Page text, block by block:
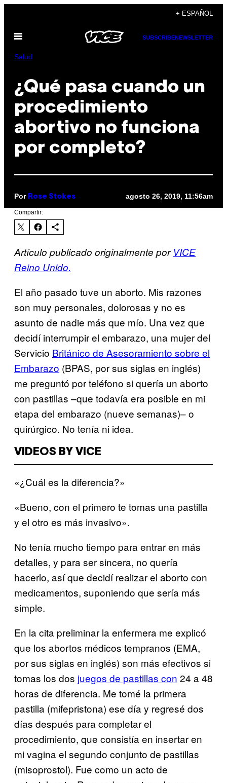
contenido
+ ESPAÑOL
Abrir
SUBSCRIBENEWSLETTER
Salud
¿Qué pasa cuando un
procedimiento
abortivo no funciona
por completo?
Por Rose Stokes agosto 26, 2019, 11:56am
Compartir:
Artículo publicado originalmente porVICE
Reino Unido.
El año pasado tuve un aborto. Mis razones
son muy personales, dolorosas y no es
asunto de nadie más que mío. Una vez que
decidí interrumpir el embarazo, una mujer del
Servicio Británico de Asesoramiento sobre el
Embarazo (BPAS, por sus siglas en inglés)
me preguntó por teléfono si quería un aborto
con pastillas –que todavía era posible en mi
etapa del embarazo (nueve semanas)– o
quirúrgico. No tenía ni idea.
VIDEOS BY VICE
«¿Cuál es la diferencia?»
«Bueno, con el primero te tomas una pastilla
y el otro es más invasivo».
No tenía mucho tiempo para entrar en más
detalles, y para ser sincera, no quería
hacerlo, así que decidí realizar el aborto con
medicamentos, suponiendo que sería más
simple.
En la cita preliminar la enfermera me explicó
que los abortos médicos tempranos (EMA,
por sus siglas en inglés) son más efectivos si
tomas los dos juegos de pastillas con 24 a 48
horas de diferencia. Me tomé la primera
pastilla (mifepristona) ese día y regresé dos
días después para completar el
procedimiento, que consistía en insertar en
mi vagina el segundo conjunto de pastillas
(misoprostol). Fue como un acto de